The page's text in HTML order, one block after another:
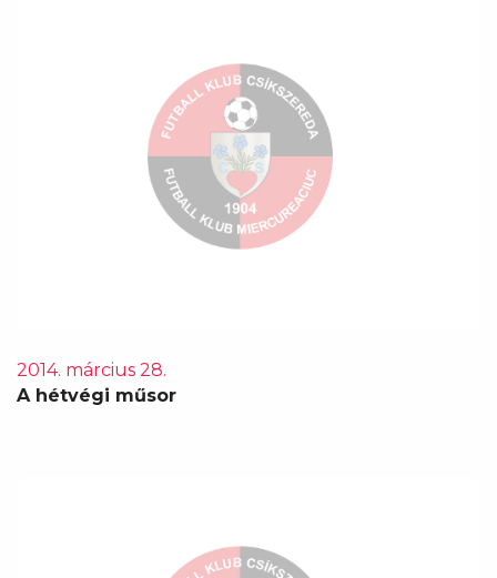
2014. március 28.
A hétvégi műsor